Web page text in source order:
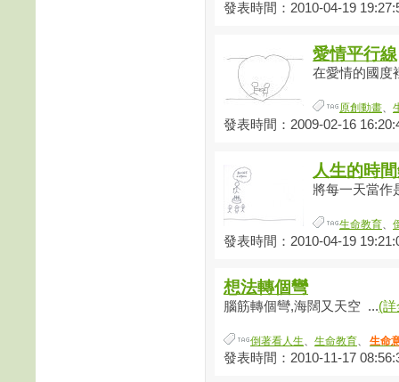
發表時間：2010-04-19
愛情平行線
在愛情的國度
原創動畫、
發表時間：2009-02-16
人生的時
將每一天當作
生命教育、
發表時間：2010-04-19
想法轉個彎
腦筋轉個彎,海闊又天空 ...(
倒著看人生、 生命教育、 生命
發表時間：2010-11-17